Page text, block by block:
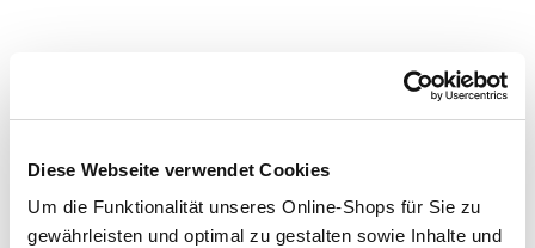
Diese Webseite verwendet Cookies
Um die Funktionalität unseres Online-Shops für Sie zu
gewährleisten und optimal zu gestalten sowie Inhalte und
Um Abholung im Markt nutzen zu können, wähle zunächst
Menge